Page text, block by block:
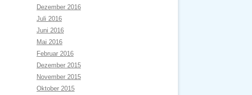
Dezember 2016
Juli 2016
Juni 2016
Mai 2016
Februar 2016
Dezember 2015
November 2015
Oktober 2015